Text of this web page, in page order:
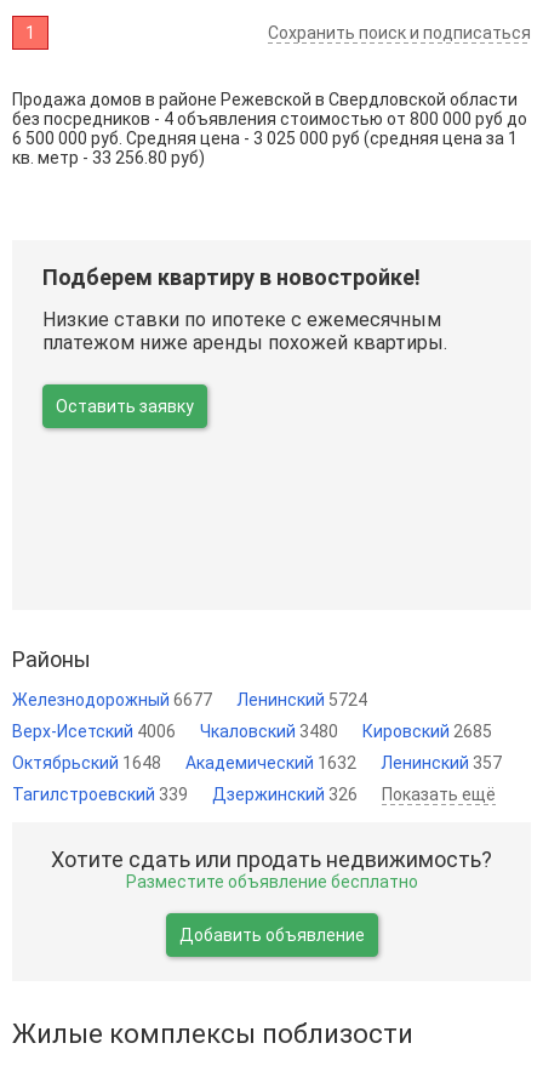
1 Сохранить поиск и подписаться
Продажа домов в районе Режевской в Свердловской области
без посредников - 4 объявления стоимостью от 800 000 руб до
6 500 000 руб. Средняя цена - 3 025 000 руб (средняя цена за 1
кв. метр - 33 256.80 руб)
Подберем квартиру в новостройке!
Низкие ставки по ипотеке с ежемесячным
платежом ниже аренды похожей квартиры.
Оставить заявку
Районы
Железнодорожный 6677 Ленинский 5724
Верх-Исетский 4006 Чкаловский 3480 Кировский 2685
Октябрьский 1648 Академический 1632 Ленинский 357
Тагилстроевский 339 Дзержинский 326 Показать ещё
Хотите сдать или продать недвижимость?
Разместите объявление бесплатно
Добавить объявление
Жилые комплексы поблизости